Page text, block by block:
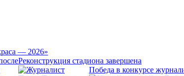
— 2026»
Реконструкция стадиона завершена
Победа в конкурсе